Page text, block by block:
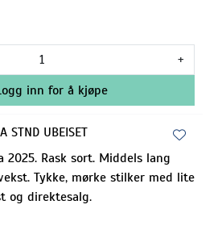
+
inn for å kjøpe
STND UBEISET
2025. Rask sort. Middels lang
Tykke, mørke stilker med lite
og direktesalg.